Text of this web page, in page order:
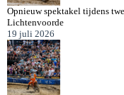
Opnieuw spektakel tijdens
Lichtenvoorde
19 juli 2026